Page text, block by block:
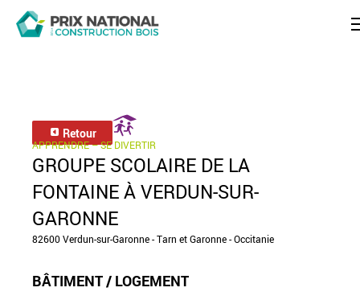
Retour
APPRENDRE – SE DIVERTIR
GROUPE SCOLAIRE DE LA
FONTAINE À VERDUN-SUR-
GARONNE
82600 Verdun-sur-Garonne - Tarn et Garonne - Occitanie
BÂTIMENT / LOGEMENT